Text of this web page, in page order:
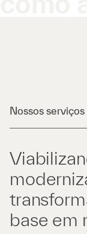
Nossos serviços
base em